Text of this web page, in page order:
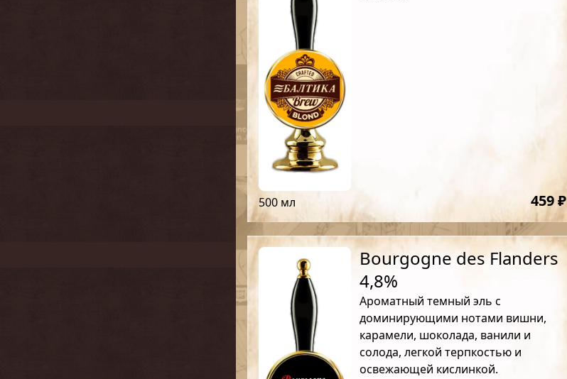
500 мл 459 ₽
Bourgogne des Flanders
4,8%
Ароматный темный эль с
доминирующими нотами вишни,
карамели, шоколада, ванили и
солода, легкой терпкостью и
освежающей кислинкой.